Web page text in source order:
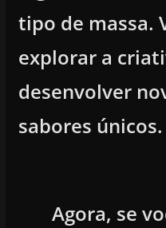
tipo de massa.
explorar a
desenvolver
sabores únicos.
Agora, se